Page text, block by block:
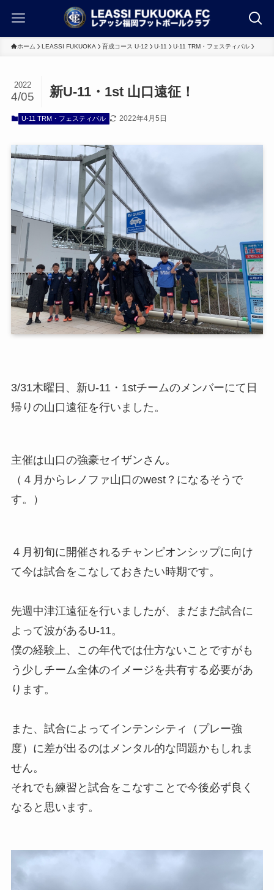
ホーム LEASSI FUKUOKA 育成コース U-12 U-11 U-11 TRM・フェスティバル
新U-11・1st 山口遠征！
2022
4/05
U-11 TRM・フェスティバル 2022年4月5日
3/31木曜日、新U-11・1stチームのメンバーにて日
帰りの山口遠征を行いました。
主催は山口の強豪セイザンさん。
（４月からレノファ山口のwest？になるそうで
す。）
４月初旬に開催されるチャンピオンシップに向け
て今は試合をこなしておきたい時期です。
先週中津江遠征を行いましたが、まだまだ試合に
よって波があるU-11。
僕の経験上、この年代では仕方ないことですがも
う少しチーム全体のイメージを共有する必要があ
ります。
また、試合によってインテンシティ（プレー強
度）に差が出るのはメンタル的な問題かもしれま
せん。
それでも練習と試合をこなすことで今後必ず良く
なると思います。